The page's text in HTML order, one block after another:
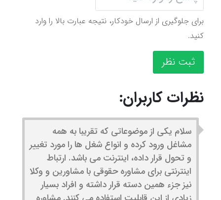
برای جلوگیری از ارسال خودکار، نتیجه عبارت بالا را وارد
کنید.
ثبت نظر
نظرات کاربران:
سلام یکی از موضوعاتی که تقریبا به همه
مشاغل ورود کرده و انواع شغل ها را مورد تغییر
و تحول قرار داده، اینترنت می باشد. ارتباط
اینترنتی برای مشاوره حقوقی با مشاورین و وکلا
نیز جزء همین دسته قرار داشته و افراد بسیار